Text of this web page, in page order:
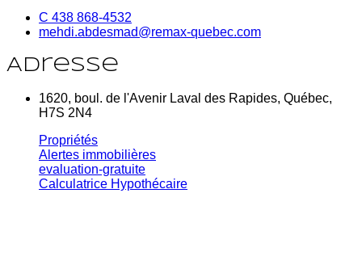
C 438 868-4532
mehdi.abdesmad@remax-quebec.com
Adresse
1620, boul. de l'Avenir Laval des Rapides, Québec,
H7S 2N4
Propriétés
Alertes immobilières
evaluation-gratuite
Calculatrice Hypothécaire